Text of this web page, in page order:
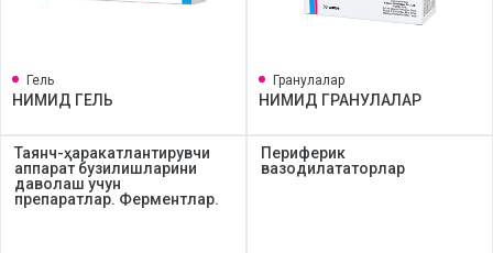
Гель
НИМИД ГЕЛЬ
Гранулалар
НИМИД ГРАНУЛАЛАР
Таянч-ҳаракатлантирувчи
аппарат бузилишларини
даволаш учун
препаратлар. Ферментлар.
Периферик
вазодилататорлар